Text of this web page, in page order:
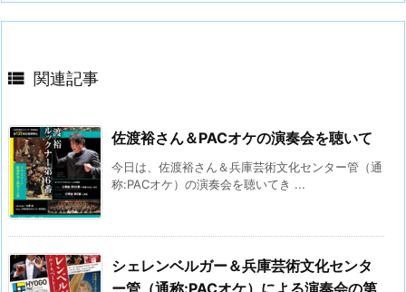
 関連記事
佐渡裕さん＆PACオケの演奏会を聴いて
今日は、佐渡裕さん＆兵庫芸術文化センター管（通
称:PACオケ）の演奏会を聴いてき ...
シェレンベルガー＆兵庫芸術文化センタ